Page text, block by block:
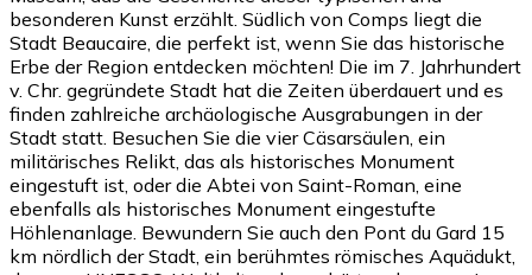
besonderen Kunst erzählt. Südlich von Comps liegt die
Stadt Beaucaire, die perfekt ist, wenn Sie das historische
Erbe der Region entdecken möchten! Die im 7. Jahrhundert
v. Chr. gegründete Stadt hat die Zeiten überdauert und es
finden zahlreiche archäologische Ausgrabungen in der
Stadt statt. Besuchen Sie die vier Cäsarsäulen, ein
militärisches Relikt, das als historisches Monument
eingestuft ist, oder die Abtei von Saint-Roman, eine
ebenfalls als historisches Monument eingestufte
Höhlenanlage. Bewundern Sie auch den Pont du Gard 15
km nördlich der Stadt, ein berühmtes römisches Aquädukt,